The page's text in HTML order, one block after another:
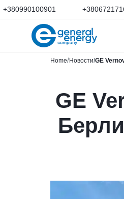
+380990100901
Home Новости GE
GE